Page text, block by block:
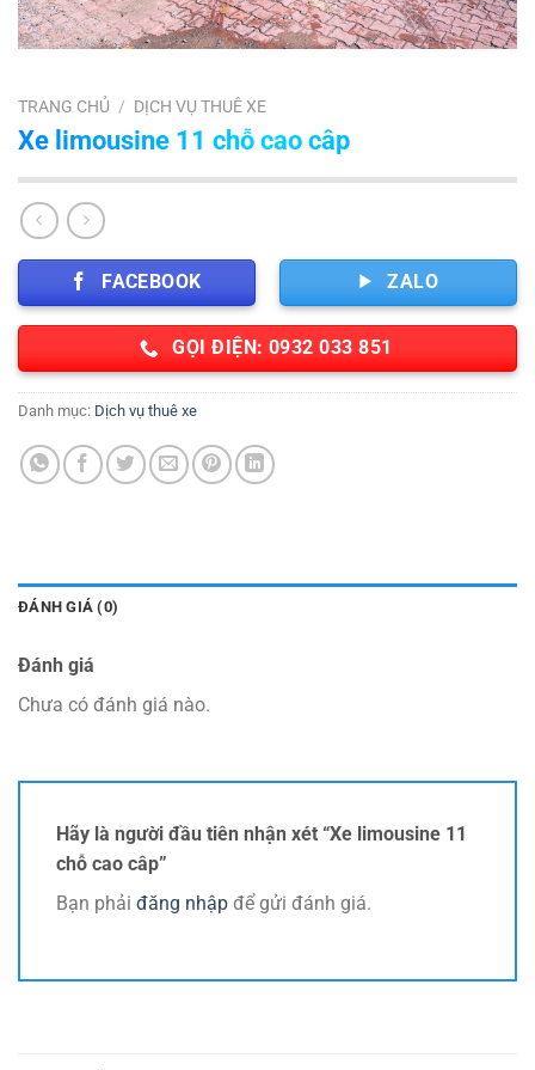
TRANG CHỦ / DỊCH VỤ THUÊ XE
Xe limousine 11 chỗ cao câp
FACEBOOK ZALO
GỌI ĐIỆN: 0932 033 851
Danh mục: Dịch vụ thuê xe
ĐÁNH GIÁ (0)
Đánh giá
Chưa có đánh giá nào.
Hãy là người đầu tiên nhận xét “Xe limousine 11
chỗ cao câp”
Bạn phải đăng nhập để gửi đánh giá.